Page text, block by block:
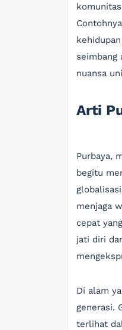
seimbang
nuansa
Arti
Purbaya,
begitu
menjaga
cepat
jati diri
Di alam
generasi.
terlihat